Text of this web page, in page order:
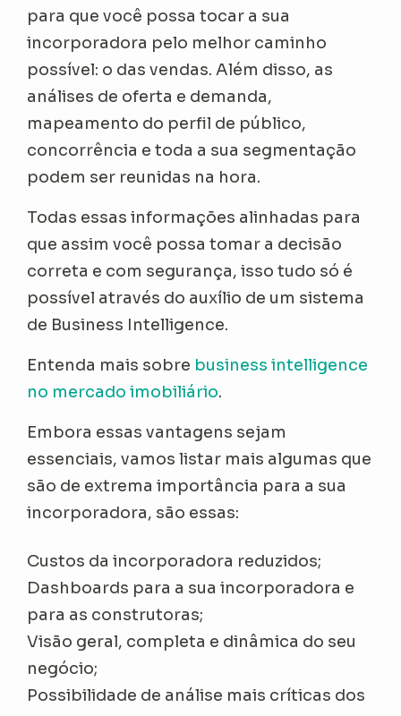
para que você possa tocar a sua
incorporadora pelo melhor caminho
possível: o das vendas. Além disso, as
análises de oferta e demanda,
mapeamento do perfil de público,
concorrência e toda a sua segmentação
podem ser reunidas na hora.
Todas essas informações alinhadas para
que assim você possa tomar a decisão
correta e com segurança, isso tudo só é
possível através do auxílio de um sistema
de Business Intelligence.
Entenda mais sobre business intelligence
no mercado imobiliário.
Embora essas vantagens sejam
essenciais, vamos listar mais algumas que
são de extrema importância para a sua
incorporadora, são essas:
Custos da incorporadora reduzidos;
Dashboards para a sua incorporadora e
para as construtoras;
Visão geral, completa e dinâmica do seu
negócio;
Possibilidade de análise mais críticas dos